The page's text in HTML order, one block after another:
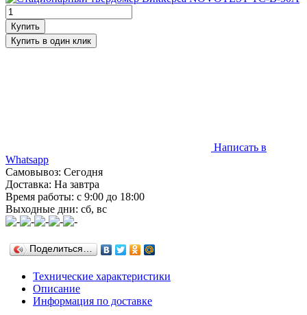
Написать в
Whatsapp
Самовывоз: Сегодня
Доставка: На завтра
Время работы: с 9:00 до 18:00
Выходные дни: сб, вс
Поделиться…
Технические характеристики
Описание
Информация по доставке